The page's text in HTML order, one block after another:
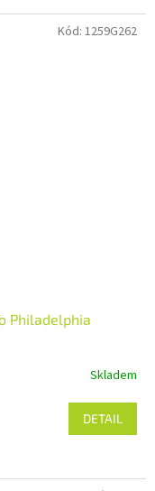
Philadelphia
Skladem
DETAIL
Kód: 1259G262